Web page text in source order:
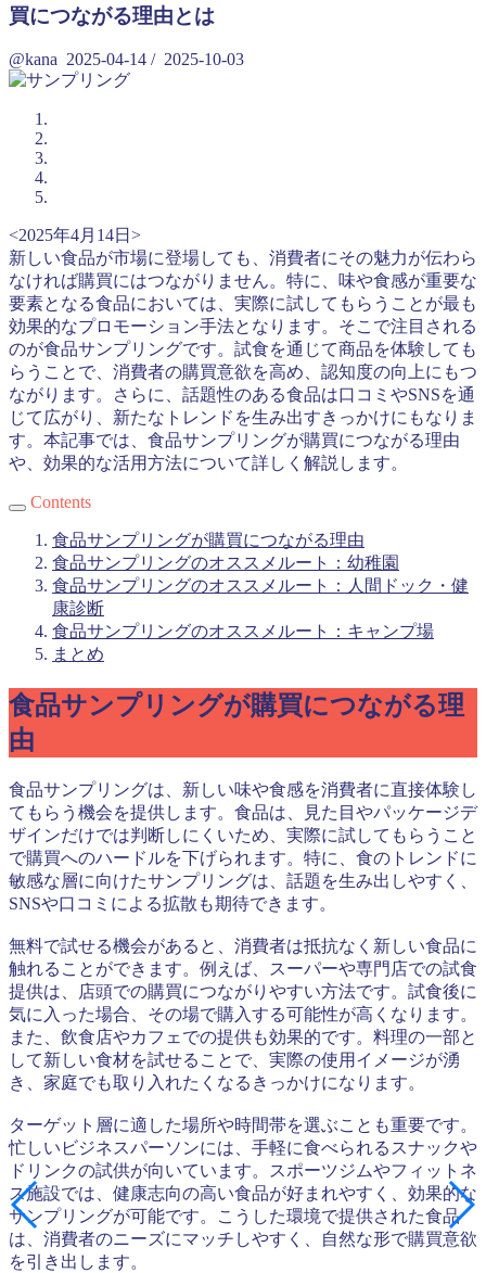
買につながる理由とは
@kana 2025-04-14 / 2025-10-03
<2025年4月14日>
新しい食品が市場に登場しても、消費者にその魅力が伝わら
なければ購買にはつながりません。特に、味や食感が重要な
要素となる食品においては、実際に試してもらうことが最も
効果的なプロモーション手法となります。そこで注目される
のが食品サンプリングです。試食を通じて商品を体験しても
らうことで、消費者の購買意欲を高め、認知度の向上にもつ
ながります。さらに、話題性のある食品は口コミやSNSを通
じて広がり、新たなトレンドを生み出すきっかけにもなりま
す。本記事では、食品サンプリングが購買につながる理由
や、効果的な活用方法について詳しく解説します。
Contents
食品サンプリングが購買につながる理由
食品サンプリングのオススメルート：幼稚園
食品サンプリングのオススメルート：人間ドック・健
康診断
食品サンプリングのオススメルート：キャンプ場
まとめ
食品サンプリングが購買につながる理
由
食品サンプリングは、新しい味や食感を消費者に直接体験し
てもらう機会を提供します。食品は、見た目やパッケージデ
ザインだけでは判断しにくいため、実際に試してもらうこと
で購買へのハードルを下げられます。特に、食のトレンドに
敏感な層に向けたサンプリングは、話題を生み出しやすく、
SNSや口コミによる拡散も期待できます。
無料で試せる機会があると、消費者は抵抗なく新しい食品に
触れることができます。例えば、スーパーや専門店での試食
提供は、店頭での購買につながりやすい方法です。試食後に
気に入った場合、その場で購入する可能性が高くなります。
また、飲食店やカフェでの提供も効果的です。料理の一部と
して新しい食材を試せることで、実際の使用イメージが湧
き、家庭でも取り入れたくなるきっかけになります。
ターゲット層に適した場所や時間帯を選ぶことも重要です。
忙しいビジネスパーソンには、手軽に食べられるスナックや
ドリンクの試供が向いています。スポーツジムやフィットネ
ス施設では、健康志向の高い食品が好まれやすく、効果的な
サンプリングが可能です。こうした環境で提供された食品
は、消費者のニーズにマッチしやすく、自然な形で購買意欲
を引き出します。